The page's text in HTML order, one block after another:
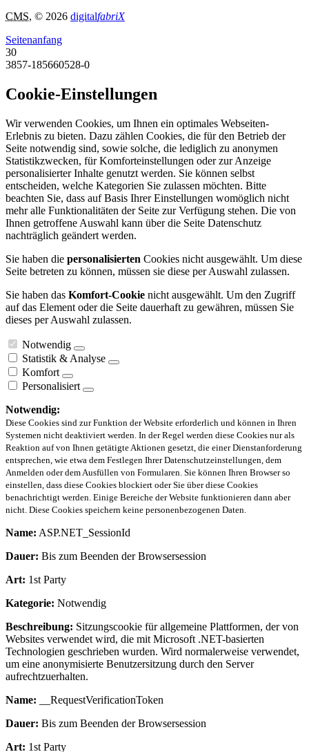
CMS, © 2026 digitalfabriX
Seitenanfang
30
3857-185660528-0
Cookie-Einstellungen
Wir verwenden Cookies, um Ihnen ein optimales Webseiten-
Erlebnis zu bieten. Dazu zählen Cookies, die für den Betrieb der
Seite notwendig sind, sowie solche, die lediglich zu anonymen
Statistikzwecken, für Komforteinstellungen oder zur Anzeige
personalisierter Inhalte genutzt werden. Sie können selbst
entscheiden, welche Kategorien Sie zulassen möchten. Bitte
beachten Sie, dass auf Basis Ihrer Einstellungen womöglich nicht
mehr alle Funktionalitäten der Seite zur Verfügung stehen. Die von
Ihnen getroffene Auswahl kann über die Seite Datenschutz
nachträglich geändert werden.
Sie haben die personalisierten Cookies nicht ausgewählt. Um diese
Seite betreten zu können, müssen sie diese per Auswahl zulassen.
Sie haben das Komfort-Cookie nicht ausgewählt. Um den Zugriff
auf das Element oder die Seite dauerhaft zu gewähren, müssen Sie
dieses per Auswahl zulassen.
Notwendig
Statistik & Analyse
Komfort
Personalisiert
Notwendig:
Diese Cookies sind zur Funktion der Website erforderlich und können in Ihren
Systemen nicht deaktiviert werden. In der Regel werden diese Cookies nur als
Reaktion auf von Ihnen getätigte Aktionen gesetzt, die einer Dienstanforderung
entsprechen, wie etwa dem Festlegen Ihrer Datenschutzeinstellungen, dem
Anmelden oder dem Ausfüllen von Formularen. Sie können Ihren Browser so
einstellen, dass diese Cookies blockiert oder Sie über diese Cookies
benachrichtigt werden. Einige Bereiche der Website funktionieren dann aber
nicht. Diese Cookies speichern keine personenbezogenen Daten.
Name: ASP.NET_SessionId
Dauer: Bis zum Beenden der Browsersession
Art: 1st Party
Kategorie: Notwendig
Beschreibung: Sitzungscookie für allgemeine Plattformen, der von
Websites verwendet wird, die mit Microsoft .NET-basierten
Technologien geschrieben wurden. Wird normalerweise verwendet,
um eine anonymisierte Benutzersitzung durch den Server
aufrechtzuerhalten.
Name: __RequestVerificationToken
Dauer: Bis zum Beenden der Browsersession
Art: 1st Party